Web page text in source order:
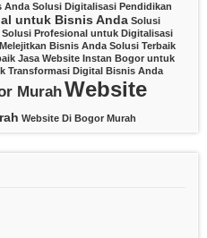
Anda Solusi Digitalisasi Pendidikan
untuk Bisnis Anda Solusi
Solusi Profesional untuk Digitalisasi
Bisnis Anda Solusi Terbaik
Jasa Website Instan Bogor untuk
Transformasi Digital Bisnis Anda
MurahWebsite
Website Di Bogor Murah